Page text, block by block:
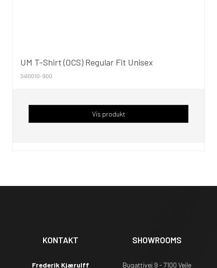
UM T-Shirt (OCS) Regular Fit Unisex
3410010-900
Vis produkt
KONTAKT
Frederik Kjærulff
SHOWROOMS
Bugattivej 9 - 7100 Vejle